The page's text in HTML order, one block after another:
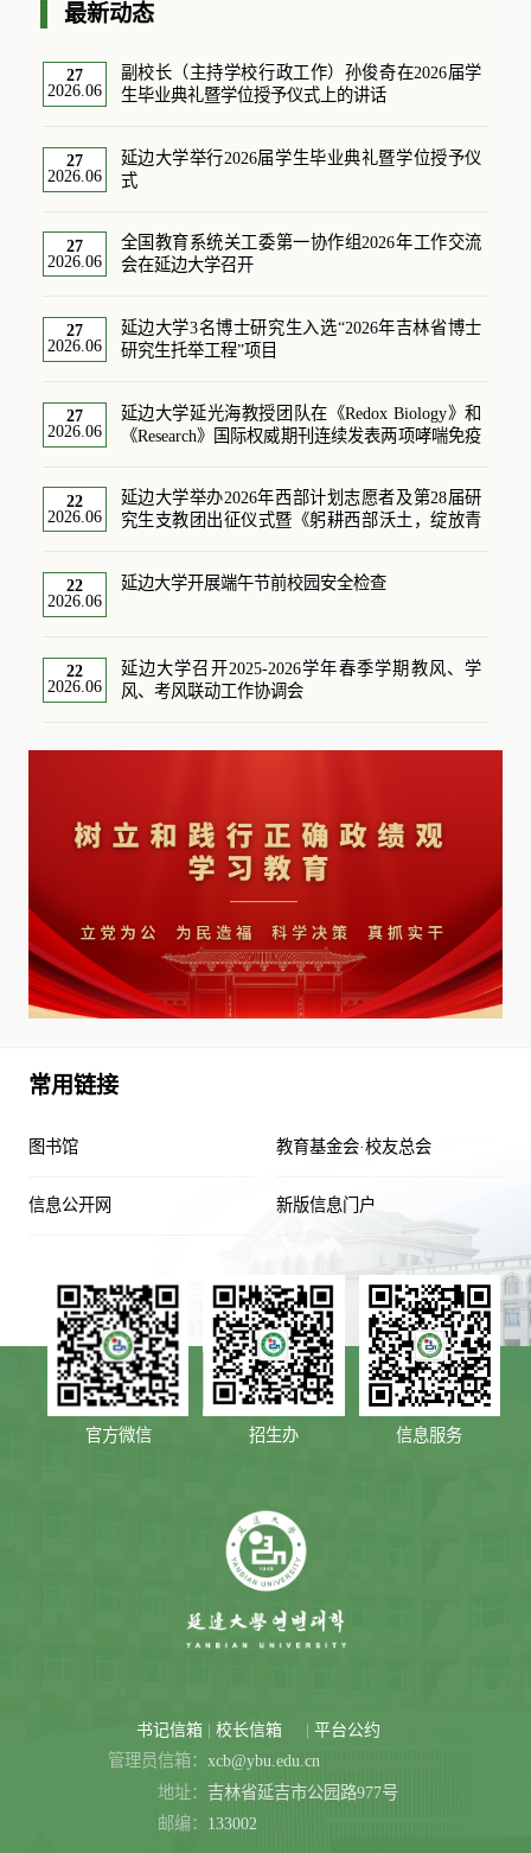
最新动态
27
2026.06
副校长（主持学校行政工作）孙俊奇在2026届学
生毕业典礼暨学位授予仪式上的讲话
27
2026.06
延边大学举行2026届学生毕业典礼暨学位授予仪
式
27
2026.06
全国教育系统关工委第一协作组2026年工作交流
会在延边大学召开
27
2026.06
延边大学3名博士研究生入选“2026年吉林省博士
研究生托举工程”项目
27
2026.06
延边大学延光海教授团队在《Redox Biology》和
《Research》国际权威期刊连续发表两项哮喘免疫
22
2026.06
延边大学举办2026年西部计划志愿者及第28届研
究生支教团出征仪式暨《躬耕西部沃土，绽放青
22
2026.06
延边大学开展端午节前校园安全检查
22
2026.06
延边大学召开2025-2026学年春季学期教风、学
风、考风联动工作协调会
常用链接
图书馆 教育基金会·校友总会
信息公开网 新版信息门户
官方微信 招生办 信息服务
书记信箱 | 校长信箱 | 平台公约
管理员信箱： xcb@ybu.edu.cn
地址： 吉林省延吉市公园路977号
邮编： 133002